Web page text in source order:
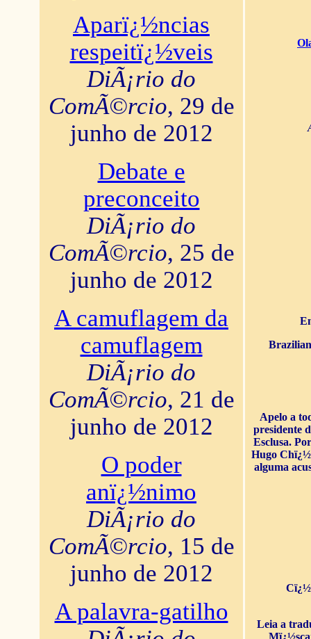
Aparï¿½ncias
respeitï¿½veis
DiÃ¡rio do
ComÃ©rcio, 29 de
junho de 2012
Debate e
preconceito
DiÃ¡rio do
ComÃ©rcio, 25 de
junho de 2012
A camuflagem da
camuflagem
DiÃ¡rio do
ComÃ©rcio, 21 de
junho de 2012
O poder
anï¿½nimo
DiÃ¡rio do
ComÃ©rcio, 15 de
junho de 2012
A palavra-gatilho
Apelo a
presidente
Esclusa.
Hugo
alguma
Leia a